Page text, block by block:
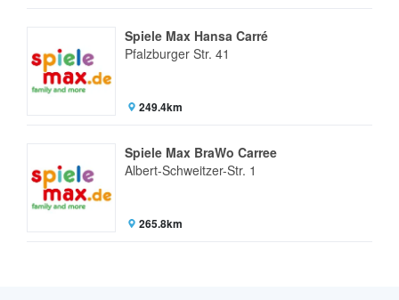
Spiele Max Hansa Carré
Pfalzburger Str. 41
249.4km
Spiele Max BraWo Carree
Albert-Schweitzer-Str. 1
265.8km